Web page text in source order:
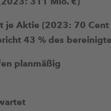
je Aktie (2023: 70
43 % des
planmäßig